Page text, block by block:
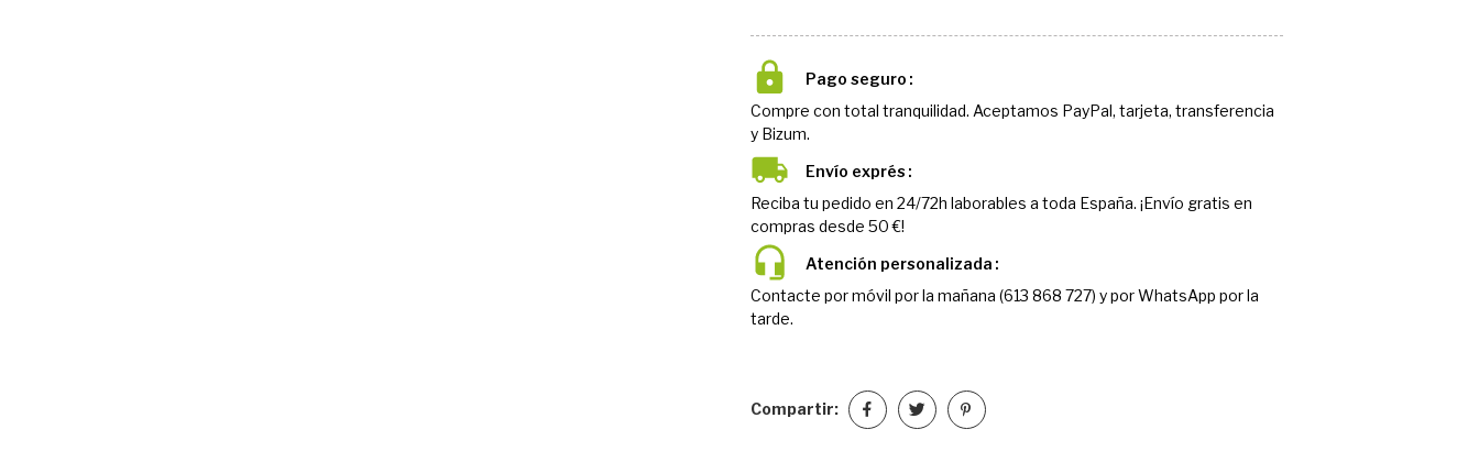
Pago seguro
Compre con total tranquilidad. Aceptamos PayPal, tarjeta, transferencia
y Bizum.
Envío exprés
Reciba tu pedido en 24/72h laborables a toda España. ¡Envío gratis en
compras desde 50 €!
Atención personalizada
Contacte por móvil por la mañana (613 868 727) y por WhatsApp por la
tarde.
Compartir: